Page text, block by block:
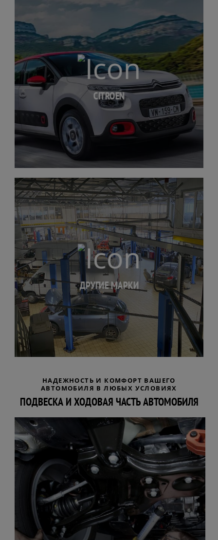
CITROEN
ДРУГИЕ МАРКИ
НАДЕЖНОСТЬ И КОМФОРТ ВАШЕГО
АВТОМОБИЛЯ В ЛЮБЫХ УСЛОВИЯХ
ПОДВЕСКА И ХОДОВАЯ ЧАСТЬ АВТОМОБИЛЯ